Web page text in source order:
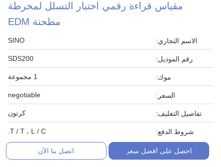
مقياس قراءة رقمي اختبار التسلل لمخرطة
مطحنة EDM
الاسم التجاري: SINO
رقم الموديل: SDS200
موك: 1 مجموعة
السعر: negotiable
تفاصيل التغليف: كرتون
شروط الدفع: T / T ، L / C.
احصل على أفضل سعر اتصل بنا الآن